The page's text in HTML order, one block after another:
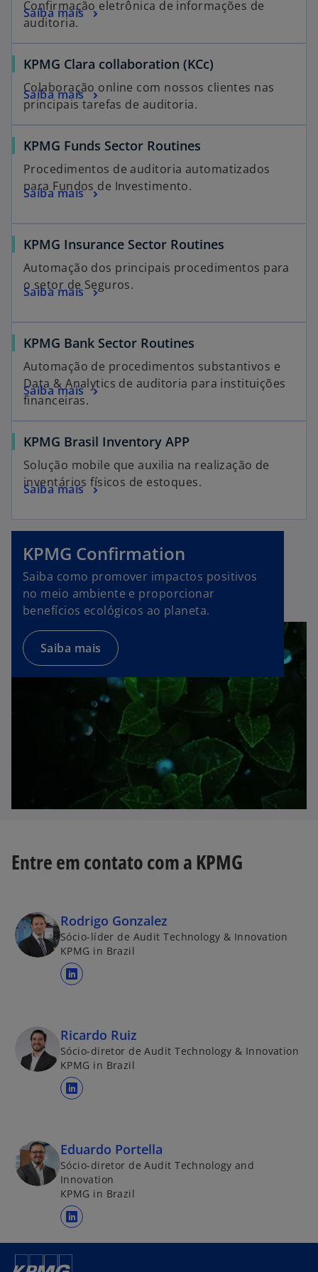
i
d
e
o
Confirmação eletrônica de informações de
auditoria.
Saiba mais
KPMG Clara collaboration (KCc)
Colaboração online com nossos clientes nas
principais tarefas de auditoria.
Saiba mais
KPMG Funds Sector Routines
Procedimentos de auditoria automatizados
para Fundos de Investimento.
Saiba mais
KPMG Insurance Sector Routines
Automação dos principais procedimentos para
o setor de Seguros.
Saiba mais
KPMG Bank Sector Routines
Automação de procedimentos substantivos e
Data & Analytics de auditoria para instituições
financeiras.
Saiba mais
KPMG Brasil Inventory APP
Solução mobile que auxilia na realização de
inventários físicos de estoques.
Saiba mais
KPMG Confirmation
Saiba como promover impactos positivos
no meio ambiente e proporcionar
benefícios ecológicos ao planeta.
Saiba mais
Entre em contato com a KPMG
Rodrigo Gonzalez
Sócio-líder de Audit Technology & Innovation
KPMG in Brazil
a
e
e
m
u
m
o
v
a
g
u
a
Ricardo Ruiz
Sócio-diretor de Audit Technology & Innovation
KPMG in Brazil
a
e
e
m
u
m
a
Eduardo Portella
Sócio-diretor de Audit Technology and
Innovation
KPMG in Brazil
a
b
r